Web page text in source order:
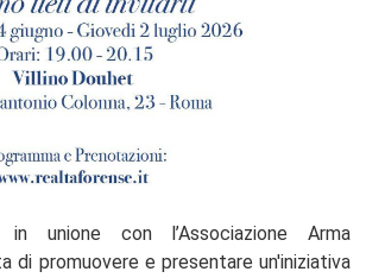
in unione con l’Associazione Arma
di promuovere e presentare un'iniziativa